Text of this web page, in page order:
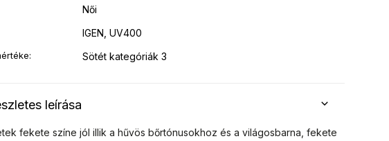
leírása
fekete színe jól illik a hűvös bőrtónusokhoz és a világosbarna, fekete
Női
IGEN, UV400
: Sötét kategóriák 3